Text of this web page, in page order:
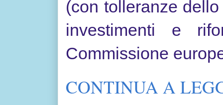
(con tolleranze
investimenti e
Commissione
CONTINUA A